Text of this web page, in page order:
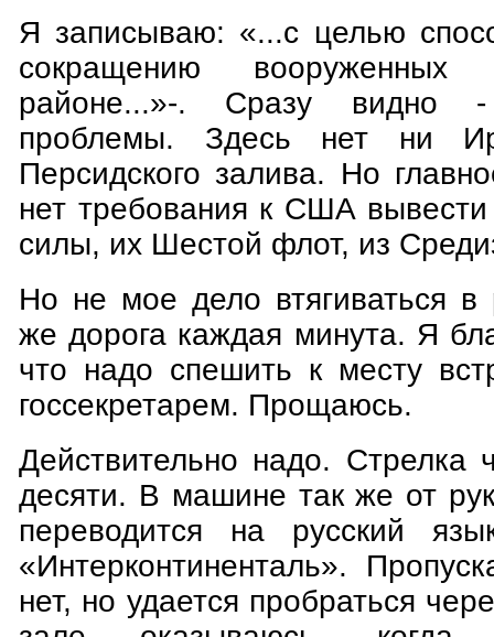
Я записываю: «...с целью
сокращению
районе...»-. Сразу видно
проблемы. Здесь нет ни
Персидского залива. Но
нет требования к США
силы, их Шестой флот, из
Но не мое дело втягиваться в
же дорога каждая минута. Я
что надо спешить к месту
госсекретарем. Прощаюсь.
Действительно надо. Стрелка
десяти. В машине так же от
переводится на русский
«Интерконтиненталь».
нет, но удается пробраться